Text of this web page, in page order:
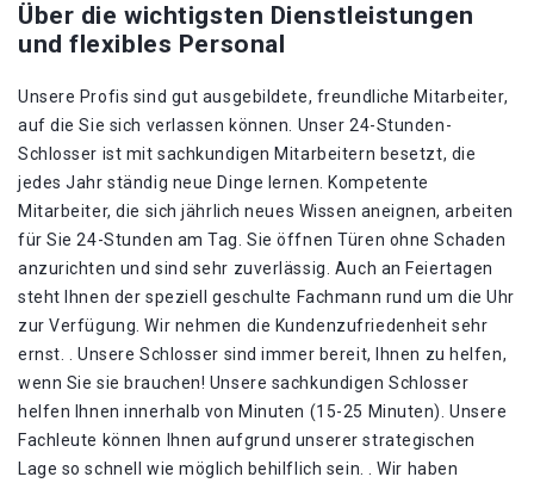
Über die wichtigsten Dienstleistungen
und flexibles Personal
Unsere Profis sind gut ausgebildete, freundliche Mitarbeiter,
auf die Sie sich verlassen können. Unser 24-Stunden-
Schlosser ist mit sachkundigen Mitarbeitern besetzt, die
jedes Jahr ständig neue Dinge lernen. Kompetente
Mitarbeiter, die sich jährlich neues Wissen aneignen, arbeiten
für Sie 24-Stunden am Tag. Sie öffnen Türen ohne Schaden
anzurichten und sind sehr zuverlässig. Auch an Feiertagen
steht Ihnen der speziell geschulte Fachmann rund um die Uhr
zur Verfügung. Wir nehmen die Kundenzufriedenheit sehr
ernst. . Unsere Schlosser sind immer bereit, Ihnen zu helfen,
wenn Sie sie brauchen! Unsere sachkundigen Schlosser
helfen Ihnen innerhalb von Minuten (15-25 Minuten). Unsere
Fachleute können Ihnen aufgrund unserer strategischen
Lage so schnell wie möglich behilflich sein. . Wir haben